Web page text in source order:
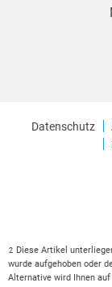
Datenschutz
2 Diese Artikel
wurde aufgehoben oder
Alternative wird Ihnen